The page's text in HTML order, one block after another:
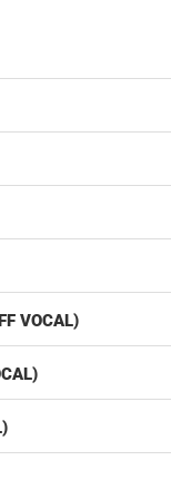
VOCAL)